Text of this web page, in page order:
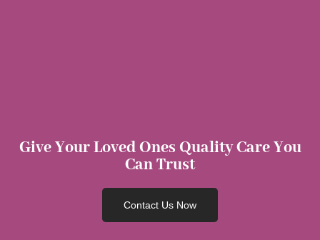
Give Your Loved Ones Quality Care You
Can Trust
Contact Us Now